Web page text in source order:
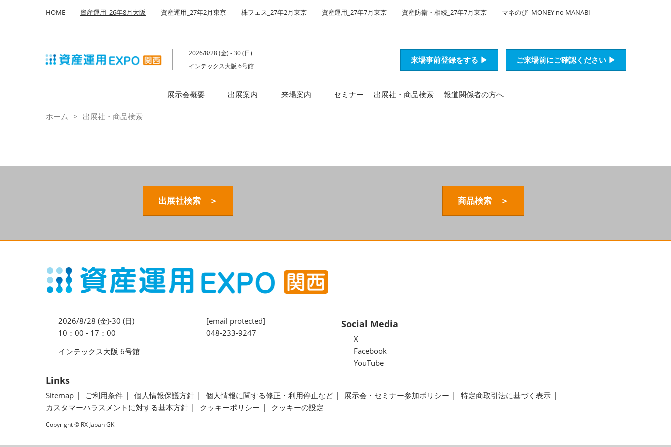
キ
し
て
to
HOME 資産運用_26年8月大阪 資産運用_27年2月東京 株フェス_27年2月東京 資産運用_27年7月東京 資産防衛・相続_27年7月東京 マネのび -MONEY no MANABI -
2026/8/28 (金) - 30 (日)
インテックス大阪 6号館
来場事前登録をする ▶ ご来場前にご確認ください ▶
展示会概要
出展案内
来場案内
セミナー 出展社・商品検索 報道関係者の方へ
ホーム 出展社・商品検索
出展社検索 ＞ 商品検索 ＞
2026/8/28 (金)-30 (日)
10：00 - 17：00
インテックス大阪 6号館
[email protected]
048-233-9247
Social Media
X
Facebook
YouTube
Links
Sitemap ご利用条件 個人情報保護方針 個人情報に関する修正・利用停止など 展示会・セミナー参加ポリシー
特定商取引法に基づく表示
カスタマーハラスメントに対する基本方針
クッキーポリシー クッキーの設定
Copyright © RX Japan GK